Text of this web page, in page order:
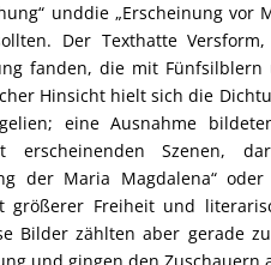
unddie „Erscheinung vor
Der Texthatte
fanden, die mit Fünfsilblern
Hinsicht hielt sich die
eine Ausnahme
erscheinenden Szenen,
der Maria Magdalena“
größerer Freiheit und
Bilder zählten aber gerade